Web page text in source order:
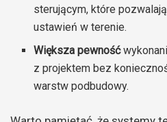
sterującym, które
ustawień w terenie.
Większa pewność
z projektem bez
warstw podbudowy.